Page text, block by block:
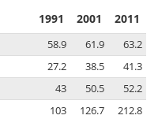
1991 2001 2011
58.9 61.9
63.2
27.2 38.5
41.3
43 50.5
52.2
103 126.7
212.8